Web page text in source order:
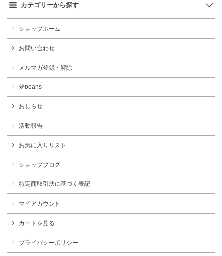
カテゴリーから探す
ショップホーム
お問い合わせ
メルマガ登録・解除
夢beans
おしらせ
活動報告
お気に入りリスト
ショップブログ
特定商取引法に基づく表記
マイアカウント
カートを見る
プライバシーポリシー